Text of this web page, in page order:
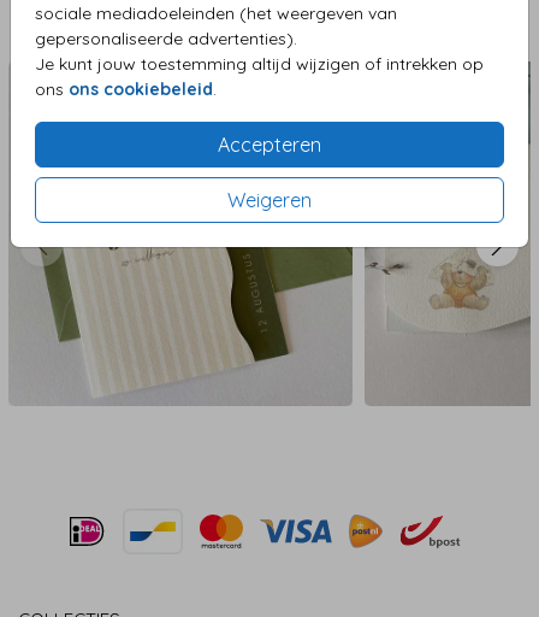
sociale mediadoeleinden (het weergeven van
gepersonaliseerde advertenties).
Je kunt jouw toestemming altijd wijzigen of intrekken op
ons ons cookiebeleid.
Accepteren
Weigeren
Aanbevolen